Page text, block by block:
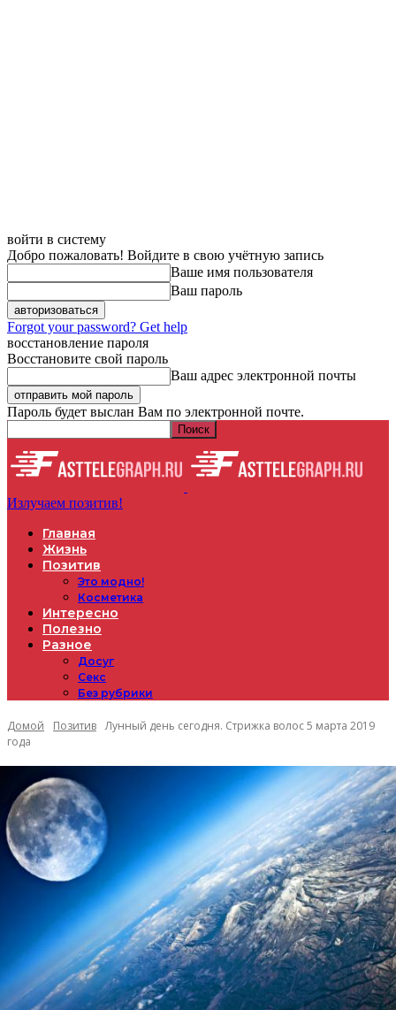
войти в систему
Добро пожаловать! Войдите в свою учётную запись
Ваше имя пользователя
Ваш пароль
Forgot your password? Get help
восстановление пароля
Восстановите свой пароль
Ваш адрес электронной почты
Пароль будет выслан Вам по электронной почте.
Излучаем позитив!
Главная
Жизнь
Позитив
Это модно!
Косметика
Интересно
Полезно
Разное
Досуг
Секс
Без рубрики
Домой Позитив Лунный день сегодня. Стрижка волос 5 марта 2019
года